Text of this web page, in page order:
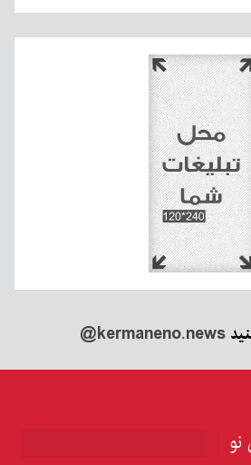
@kermaneno.news